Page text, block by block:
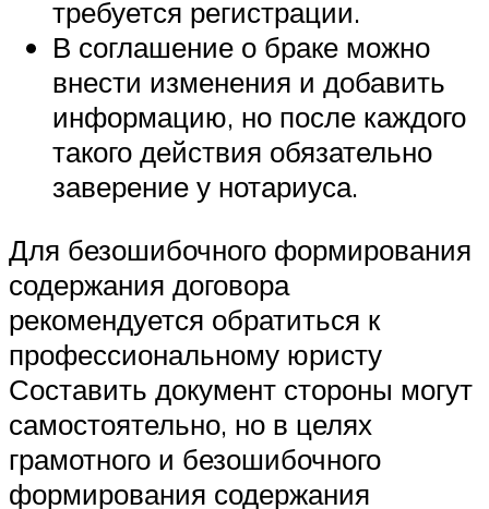
требуется регистрации.
В соглашение о браке можно
внести изменения и добавить
информацию, но после каждого
такого действия обязательно
заверение у нотариуса.
Для безошибочного формирования
содержания договора
рекомендуется обратиться к
профессиональному юристу
Составить документ стороны могут
самостоятельно, но в целях
грамотного и безошибочного
формирования содержания